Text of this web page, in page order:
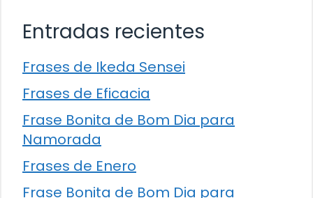
Entradas recientes
Frases de Ikeda Sensei
Frases de Eficacia
Frase Bonita de Bom Dia para
Namorada
Frases de Enero
Frase Bonita de Bom Dia para